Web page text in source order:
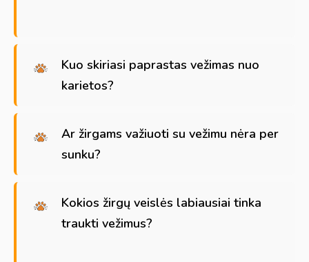
Kuo skiriasi paprastas vežimas nuo
karietos?
Ar žirgams važiuoti su vežimu nėra per
sunku?
Kokios žirgų veislės labiausiai tinka
traukti vežimus?